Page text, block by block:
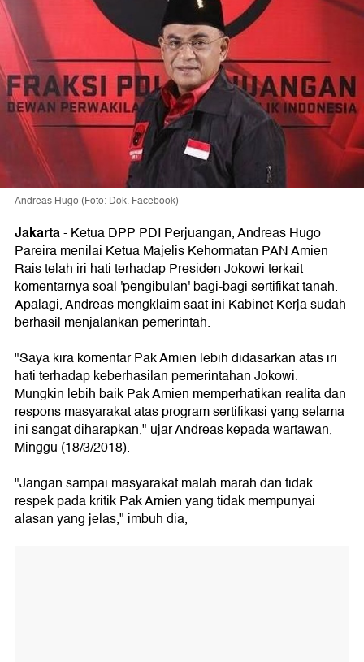
Andreas Hugo (Foto: Dok. Facebook)
Jakarta-Ketua DPP PDI Perjuangan, Andreas Hugo
Pareira menilai Ketua Majelis Kehormatan PAN Amien
Rais telah iri hati terhadap Presiden Jokowi terkait
komentarnya soal 'pengibulan' bagi-bagi sertifikat tanah.
Apalagi, Andreas mengklaim saat ini Kabinet Kerja sudah
berhasil menjalankan pemerintah.
"Saya kira komentar Pak Amien lebih didasarkan atas iri
hati terhadap keberhasilan pemerintahan Jokowi.
Mungkin lebih baik Pak Amien memperhatikan realita dan
respons masyarakat atas program sertifikasi yang selama
ini sangat diharapkan," ujar Andreas kepada wartawan,
Minggu (18/3/2018).
"Jangan sampai masyarakat malah marah dan tidak
respek pada kritik Pak Amien yang tidak mempunyai
alasan yang jelas," imbuh dia,